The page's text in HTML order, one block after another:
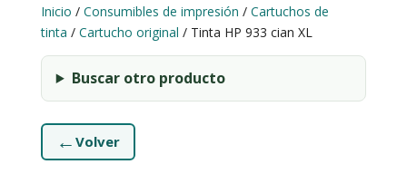
Inicio / Consumibles de impresión / Cartuchos de
tinta / Cartucho original / Tinta HP 933 cian XL
Buscar otro producto
← Volver